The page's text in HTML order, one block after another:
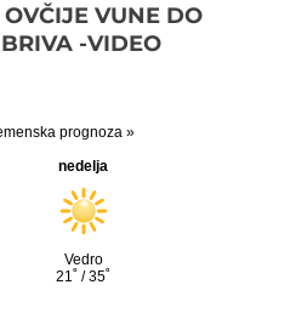
VUNE DO
-VIDEO